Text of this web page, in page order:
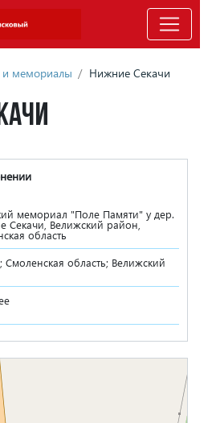
и мемориалы / Нижние Секачи
мемориал "Поле Памяти" у дер.
Секачи, Велижский район,
область
Смоленская область; Велижский